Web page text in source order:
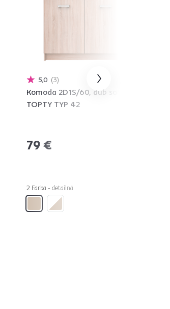
5,0 3
Komoda 2D1S/60, dub sonoma,
TOPTY TYP 42
79 €
2 Farba - detailná